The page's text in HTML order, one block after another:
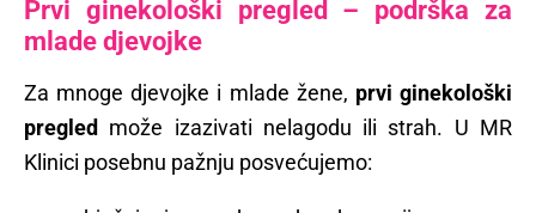
Prvi ginekološki pregled – podrška za
mlade djevojke
Za mnoge djevojke i mlade žene, prvi ginekološki
pregled može izazivati nelagodu ili strah. U MR
Klinici posebnu pažnju posvećujemo: